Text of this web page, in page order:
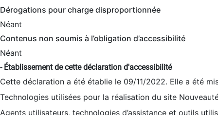
Dérogations pour charge disproportionnée
Néant
Contenus non soumis à l’obligation d’accessibilité
Néant
- Établissement de cette déclaration d'accessibilité
Cette déclaration a été établie le 09/11/2022. Elle a été
Technologies utilisées pour la réalisation du site
Agents utilisateurs, technologies d’assistance et outils